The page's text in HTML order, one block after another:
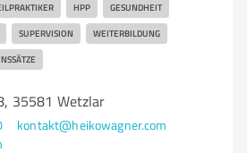
HPP GESUNDHEIT
SUPERVISION WEITERBILDUNG
35581 Wetzlar
kontakt@heikowagner.com